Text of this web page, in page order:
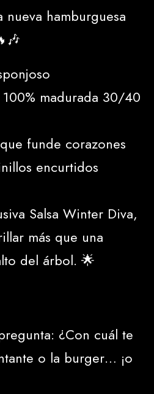
nueva hamburguesa
madurada 30/40
funde corazones
encurtidos
Salsa Winter Diva,
más que una
del árbol. 🌟
¿Con cuál te
o la burger… ¡o